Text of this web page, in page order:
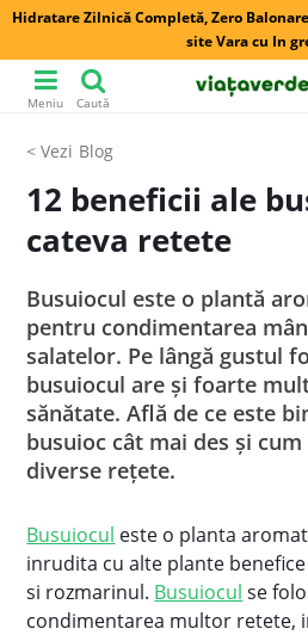
Hidratare Zilnică Completă, Zero
site Vara cu In
Meniu Caută
Blog
12 beneficii ale
cateva retete
Busuiocul este o plantă
pentru condimentarea
salatelor. Pe lângă gustul
busuiocul are şi foarte
sănătate. Află de ce este
busuioc cât mai des şi
diverse reţete.
Busuiocul este o planta
inrudita cu alte plante
si rozmarinul. Busuiocul se
condimentarea multor retete,